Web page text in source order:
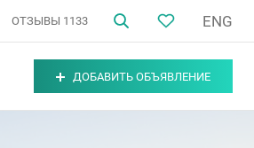
ОТЗЫВЫ 1133 ENG
ДОБАВИТЬ ОБЪЯВЛЕНИЕ